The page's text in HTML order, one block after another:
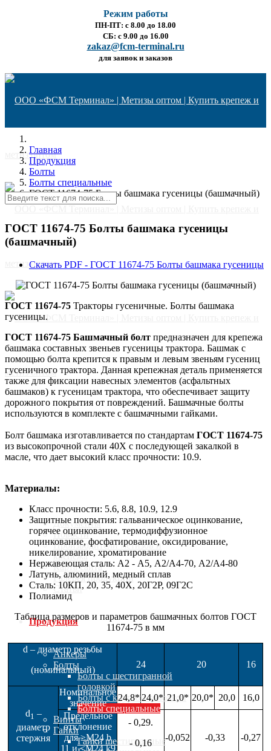
Режим работы
ПН-ПТ: с 8.00 до 18.00
СБ: с 9.00 до 16.00
zakaz@fcm-terminal.ru
для заявок и заказов
Главная
О компании
Документы
Новости
Производители метизов и
крепежа
Карта сайта
Галерея продукции
Статьи
Продукция
Анкеры
Болты
Болты с шестигранной
головкой
Болты с круглой головкой
Болты специальные
Винты
Гайки
Гайки шестигранные
Главная
Продукция
Болты
Болты специальные
ГОСТ 11674-75 Болты башмака гусеницы (башмачный)
ГОСТ 11674-75 Болты башмака гусеницы
(башмачный)
Скачать PDF - ГОСТ 11674-75 Болты башмака гусеницы
ГОСТ 11674-75 Тракторы гусеничные. Болты башмака
гусеницы.
ГОСТ 11674-75 Башмачный болт предназначен для крепежа
башмака составных звеньев гусеницы трактора. Башмак с
помощью болта крепится к правым и левым звеньям гусениц
гусеничного трактора. Данная крепежная деталь применяется
также для фиксации навесных элементов (асфальтных
башмаков) к гусеницам трактора, что обеспечивает защиту
дорожного покрытия от повреждений. Башмачные болты
используются в комплекте с башмачными гайками.
Болт башмака изготавливается по стандартам ГОСТ 11674-75
из высокопрочной стали 40Х с последующей закалкой в
масле, что дает высокий класс прочности: 10.9.
Материалы:
Класс прочности: 5.6, 8.8, 10.9, 12.9
Защитные покрытия: гальваническое оцинкование,
горячее оцинкование, термодиффузионное
оцинкование, фосфатирование, оксидирование,
никелирование, хроматирование
Нержавеющая сталь: А2 - А5, А2/А4-70, А2/А4-80
Латунь, алюминий, медный сплав
Сталь: 10КП, 20, 35, 40Х, 20Г2Р, 09Г2С
Полиамид
Таблица размеров и параметров башмачных болтов ГОСТ
11674-75 в мм
d – диаметр резьбы
(номинальный)
24 20 16
d1 –
диаметр
стержня
Номинальное
значение
24,8* 24,0* 21,0* 20,0* 20,0
16,0
Предельное
отклонение
для ≥M24 b
11 и <M24 k9
- 0,29.
- 0,16
-0,052 -0,33 -0,27